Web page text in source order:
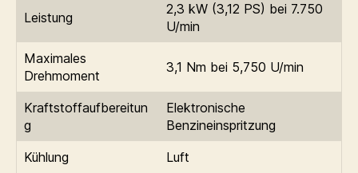
Leistung
2,3 kW (3,12 PS) bei 7.750
U/min
Maximales
Drehmoment
3,1 Nm bei 5,750 U/min
Kraftstoffaufbereitun
g
Elektronische
Benzineinspritzung
Kühlung
Luft